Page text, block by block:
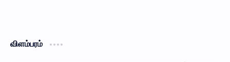
விளம்பரம்